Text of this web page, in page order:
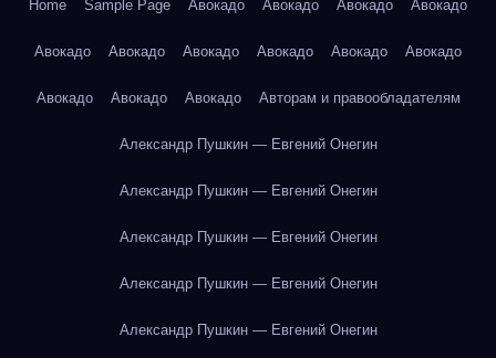
Home Sample Page Авокадо Авокадо Авокадо Авокадо
Авокадо Авокадо Авокадо Авокадо Авокадо Авокадо
Авокадо Авокадо Авокадо Авторам и правообладателям
Александр Пушкин — Евгений Онегин
Александр Пушкин — Евгений Онегин
Александр Пушкин — Евгений Онегин
Александр Пушкин — Евгений Онегин
Александр Пушкин — Евгений Онегин